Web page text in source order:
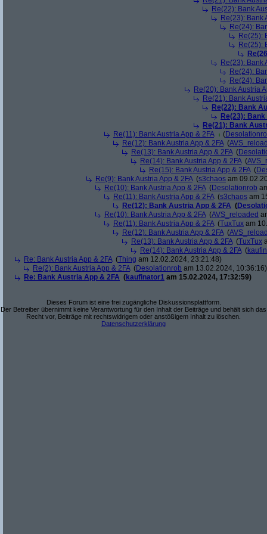
Re(22): Bank
Re(23): Bank
Re(24):
Re(25):
Re(25):
Re(23): Bank
Re(24):
Re(24):
Re(20): Bank Austria
Re(21): Bank
Re(22): Bank
Re(23):
Re(21): Bank
Re(11): Bank Austria App & 2FA
(
Re(12): Bank Austria App & 2FA(
Re(13): Bank Austria App & 2FA(
Re(14): Bank Austria App & 2FA(
Re(15): Bank Austria App & 2FA(
Re(9): Bank Austria App & 2FA(s3chaos am
Re(10): Bank Austria App & 2FA(Desolationrob
Re(11): Bank Austria App & 2FA(s3chaos am
Re(12): Bank Austria App & 2FA (
Re(10): Bank Austria App & 2FA(AVS_reloaded
Re(11): Bank Austria App & 2FA(TuxTux am
Re(12): Bank Austria App & 2FA(
Re(13): Bank Austria App & 2FA(TuxTux
Re(14): Bank Austria App & 2FA(
Re: Bank Austria App & 2FA(Thing am 12.02.2024, 23:21:48)
Re(2): Bank Austria App & 2FA(Desolationrob am 13.02.2024, 10:36:16)
Re: Bank Austria App & 2FA (kaufinator1 am 15.02.2024, 17:32:59)
Dieses Forum ist eine frei zugängliche Diskussionsplattform.
Der Betreiber übernimmt keine Verantwortung für den Inhalt der Beiträge und behält sich das
Recht vor, Beiträge mit rechtswidrigem oder anstößigem Inhalt zu löschen.
Datenschutzerklärung